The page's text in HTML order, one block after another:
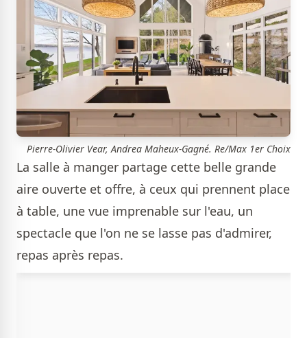
Pierre-Olivier Vear, Andrea Maheux-Gagné. Re/Max 1er Choix
La salle à manger partage cette belle grande
aire ouverte et offre, à ceux qui prennent place
à table, une vue imprenable sur l'eau, un
spectacle que l'on ne se lasse pas d'admirer,
repas après repas.